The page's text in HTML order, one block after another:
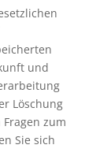
und
Löschung
zum
Sie sich